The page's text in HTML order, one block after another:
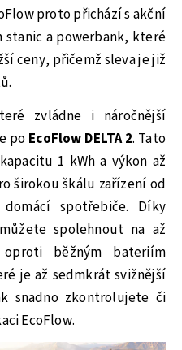
proto přichází s akční
stanic a powerbank, které
ceny, přičemž sleva je již
zvládne i náročnější
po EcoFlow DELTA 2. Tato
1 kWh a výkon až
širokou škálu zařízení od
spotřebiče. Díky
spolehnout na až
běžným bateriím
je až sedmkrát svižnější
snadno zkontrolujete či
EcoFlow.